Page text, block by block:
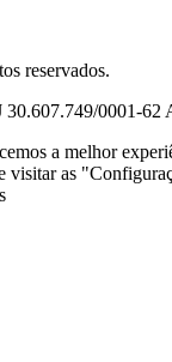
reservados.
0001-
a melhor
visitar as